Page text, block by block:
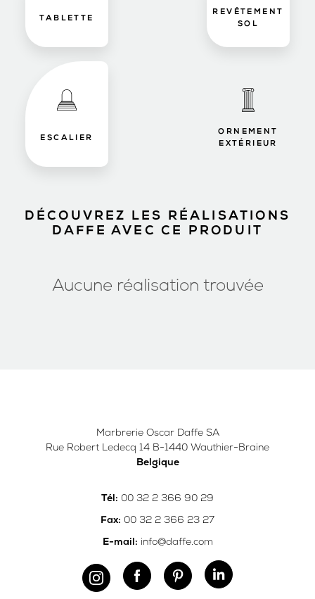
TABLETTE
REVÊTEMENT
SOL
ESCALIER
ORNEMENT
EXTÉRIEUR
DÉCOUVREZ LES RÉALISATIONS
DAFFE AVEC CE PRODUIT
Aucune réalisation trouvée
Marbrerie Oscar Daffe SA
Rue Robert Ledecq 14 B-1440 Wauthier-Braine
Belgique
Tél: 00 32 2 366 90 29
Fax: 00 32 2 366 23 27
E-mail: info@daffe.com